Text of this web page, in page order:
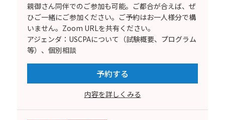
親御さん同伴でのご参加も可能。ご都合が合えば、ぜ
ひご一緒にご参加ください。ご予約はお一人様分で構
いません。Zoom URLを共有ください。
アジェンダ：USCPAについて（試験概要、プログラム
等）、個別相談
予約する
内容を詳しくみる